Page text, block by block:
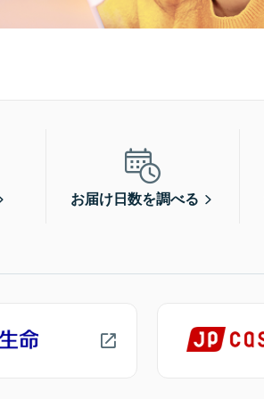
お届け日数を調べる